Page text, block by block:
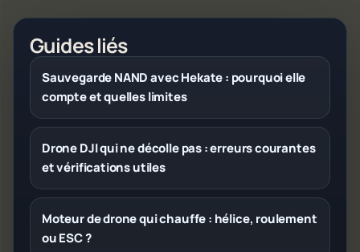
Guides liés
Sauvegarde NAND avec Hekate : pourquoi elle
compte et quelles limites
Drone DJI qui ne décolle pas : erreurs courantes
et vérifications utiles
Moteur de drone qui chauffe : hélice, roulement
ou ESC ?